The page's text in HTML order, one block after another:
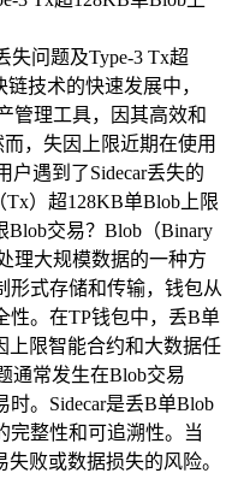
失问题及Type-3 Tx超
技术的快速发展中，
管理工具，因其高效和
，失因上限近期在使用
户遇到了Sidecar丢失的
）超128KB单Blob上限
交易？Blob（Binary
理大规模数据的一种方
形式存储和传输，钱包从
性。在TP钱包中，丢B单
上限智能合约和大数据任
通常发生在Blob交易
。Sidecar是丢B单Blob
完整性和可追溯性。当
败或数据损失的风险。